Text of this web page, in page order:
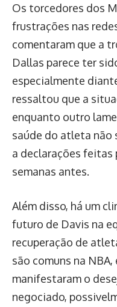
Os torcedores dos
frustrações nas
comentaram que a
Dallas parece ter
especialmente
ressaltou que a
enquanto outro
saúde do atleta não
a declarações feitas
semanas antes.
Além disso, há um
futuro de Davis na
recuperação de
são comuns na
manifestaram o
negociado,